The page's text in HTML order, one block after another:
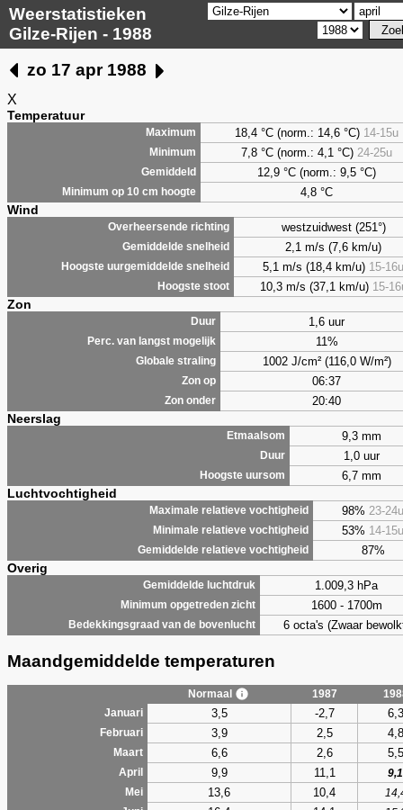
Weerstatistieken
Gilze-Rijen - 1988
zo 17 apr 1988
X
Temperatuur
Maximum 18,4 °C (norm.: 14,6 °C) 14-15u
Minimum 7,8 °C (norm.: 4,1 °C) 24-25u
Gemiddeld 12,9 °C (norm.: 9,5 °C)
Minimum op 10 cm hoogte 4,8 °C
Wind
Overheersende richting westzuidwest (251°)
Gemiddelde snelheid 2,1 m/s (7,6 km/u)
Hoogste uurgemiddelde snelheid 5,1 m/s (18,4 km/u) 15-16u
Hoogste stoot 10,3 m/s (37,1 km/u) 15-
Zon
Duur 1,6 uur
Perc. van langst mogelijk 11%
Globale straling 1002 J/cm² (116,0 W/m²)
Zon op 06:37
Zon onder 20:40
Neerslag
Etmaalsom 9,3 mm
Duur 1,0 uur
Hoogste uursom 6,7 mm
Luchtvochtigheid
Maximale relatieve vochtigheid 98% 23-24u
Minimale relatieve vochtigheid 53% 14-15u
Gemiddelde relatieve vochtigheid 87%
Overig
Gemiddelde luchtdruk 1.009,3 hPa
Minimum opgetreden zicht 1600 - 1700m
Bedekkingsgraad van de bovenlucht 6 octa's (Zwaar
Maandgemiddelde temperaturen
Normaal 1987
Januari
3,5 -2,7 6,3
Februari 3,9 2,5 4,8
Maart 6,6 2,6 5,5
April 9,9 11,1
9,1
Mei
13,6 10,4